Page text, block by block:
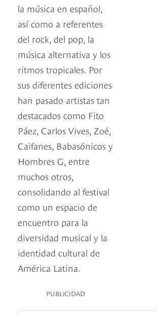
la música en español,
así como a referentes
del rock, del pop, la
música alternativa y los
ritmos tropicales. Por
sus diferentes ediciones
han pasado artistas tan
destacados como Fito
Páez, Carlos Vives, Zoé,
Caifanes, Babasónicos y
Hombres G, entre
muchos otros,
consolidando al festival
como un espacio de
encuentro para la
diversidad musical y la
identidad cultural de
América Latina.
PUBLICIDAD